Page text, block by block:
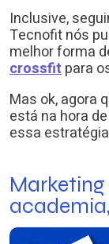
Inclusive,
Tecnofit nós
melhor forma
crossfitpara
Mas ok, agora
está na hora
essa